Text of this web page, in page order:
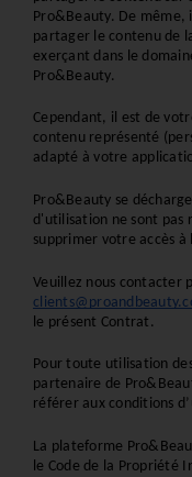
Pro&Beauty. De
partager le contenu de
exerçant dans le
Pro&Beauty.
Cependant, il est de
contenu représenté
adapté à votre
Pro&Beauty se
d'utilisation ne sont
supprimer votre accès
Veuillez nous contacter
le présent Contrat.
Pour toute utilisation
partenaire de
référer aux conditions
La plateforme
le Code de la Propriété